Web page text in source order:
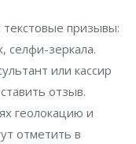
призывы:
селфи-зеркала.
или кассир
отзыв.
геолокацию и
отметить в